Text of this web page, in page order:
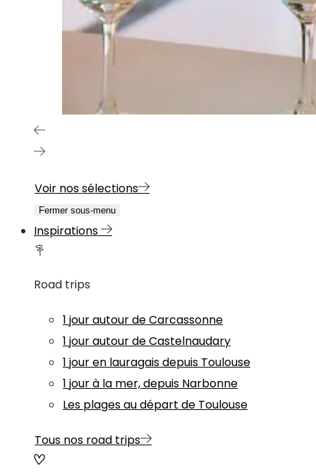
Voir nos sélections
Fermer sous-menu
Inspirations
Road trips
1 jour autour de Carcassonne
1 jour autour de Castelnaudary
1 jour en lauragais depuis Toulouse
1 jour à la mer, depuis Narbonne
Les plages au départ de Toulouse
Tous nos road trips